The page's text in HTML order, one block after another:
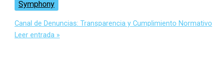
Symphony
Canal de Denuncias: Transparencia y Cumplimiento Normativo
Leer entrada »